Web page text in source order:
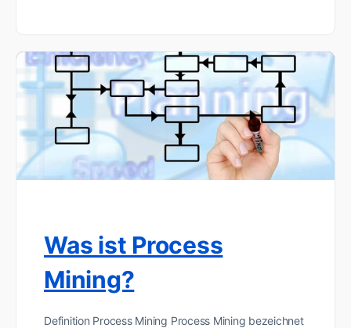
Was ist Process
Mining?
Definition Process Mining Process Mining bezeichnet